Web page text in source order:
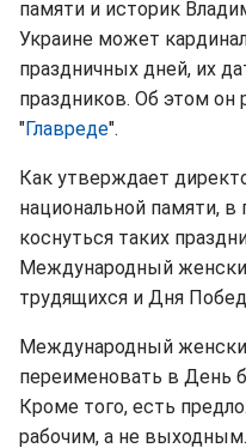
памяти и историк
Украине может
праздничных дней, их
праздников. Об этом он
"Главреде".
Как утверждает
национальной памяти,
коснуться таких
Международный
трудящихся и Дня
Международный
переименовать в День
Кроме того, есть
рабочим, а не